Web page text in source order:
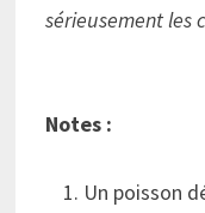
sérieusement les
Notes :
Un poisson